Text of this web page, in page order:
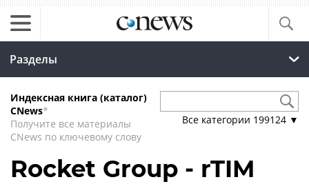
Разделы
Индексная книга (каталог)
CNews*
Получите все материалы
CNews по ключевому слову
Все категории 199124 ▼
Rocket Group - rTIM